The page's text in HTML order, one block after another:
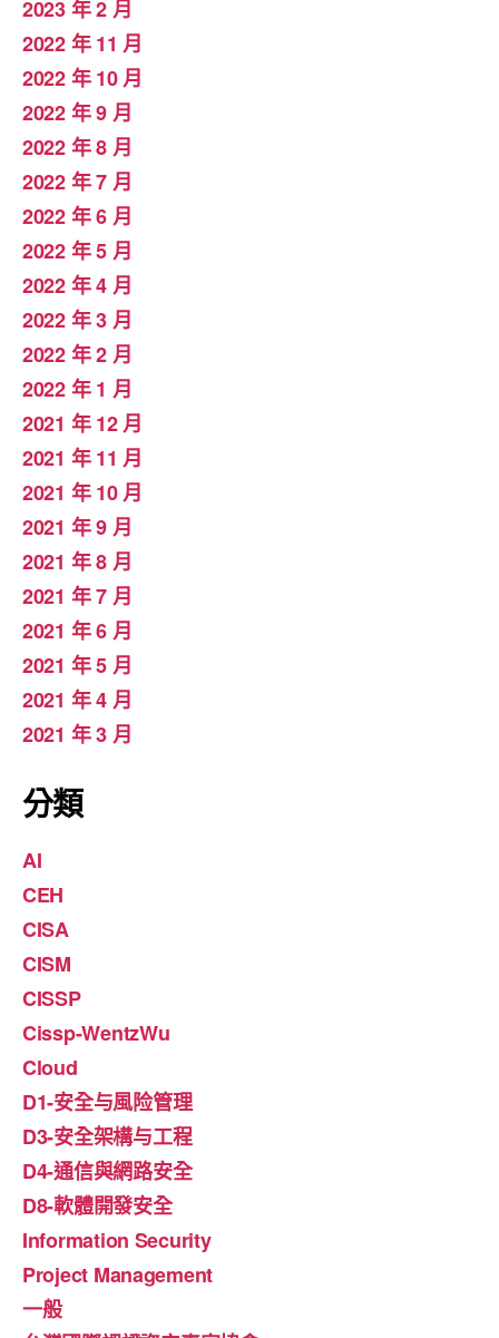
2023 年 2 月
2022 年 11 月
2022 年 10 月
2022 年 9 月
2022 年 8 月
2022 年 7 月
2022 年 6 月
2022 年 5 月
2022 年 4 月
2022 年 3 月
2022 年 2 月
2022 年 1 月
2021 年 12 月
2021 年 11 月
2021 年 10 月
2021 年 9 月
2021 年 8 月
2021 年 7 月
2021 年 6 月
2021 年 5 月
2021 年 4 月
2021 年 3 月
分類
AI
CEH
CISA
CISM
CISSP
Cissp-WentzWu
Cloud
D1-安全与風险管理
D3-安全架構与工程
D4-通信與網路安全
D8-軟體開發安全
Information Security
Project Management
一般